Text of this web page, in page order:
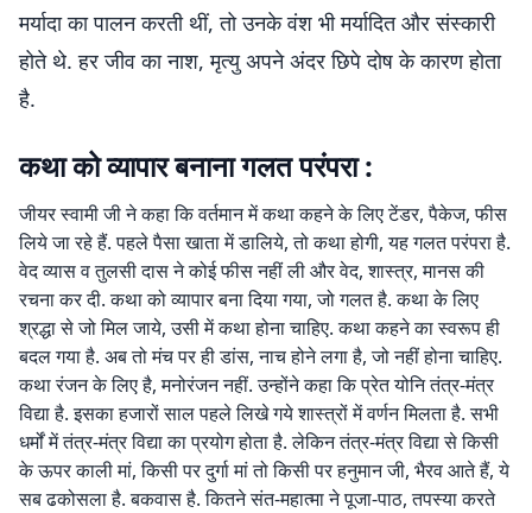
मर्यादा का पालन करती थीं, तो उनके वंश भी मर्यादित और संस्कारी
होते थे. हर जीव का नाश, मृत्यु अपने अंदर छिपे दोष के कारण होता
है.
कथा को व्यापार बनाना गलत परंपरा :
जीयर स्वामी जी ने कहा कि वर्तमान में कथा कहने के लिए टेंडर, पैकेज, फीस
लिये जा रहे हैं. पहले पैसा खाता में डालिये, तो कथा होगी, यह गलत परंपरा है.
वेद व्यास व तुलसी दास ने कोई फीस नहीं ली और वेद, शास्त्र, मानस की
रचना कर दी. कथा को व्यापार बना दिया गया, जो गलत है. कथा के लिए
श्रद्धा से जो मिल जाये, उसी में कथा होना चाहिए. कथा कहने का स्वरूप ही
बदल गया है. अब तो मंच पर ही डांस, नाच होने लगा है, जो नहीं होना चाहिए.
कथा रंजन के लिए है, मनोरंजन नहीं. उन्होंने कहा कि प्रेत योनि तंत्र-मंत्र
विद्या है. इसका हजारों साल पहले लिखे गये शास्त्रों में वर्णन मिलता है. सभी
धर्मों में तंत्र-मंत्र विद्या का प्रयोग होता है. लेकिन तंत्र-मंत्र विद्या से किसी
के ऊपर काली मां, किसी पर दुर्गा मां तो किसी पर हनुमान जी, भैरव आते हैं, ये
सब ढकोसला है. बकवास है. कितने संत-महात्मा ने पूजा-पाठ, तपस्या करते